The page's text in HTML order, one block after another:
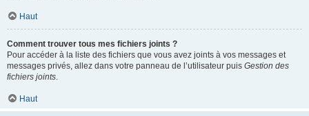
Haut
Comment trouver tous mes fichiers joints ?
Pour accéder à la liste des fichiers que vous avez joints à vos messages et
messages privés, allez dans votre panneau de l’utilisateur puis Gestion des
fichiers joints.
Haut